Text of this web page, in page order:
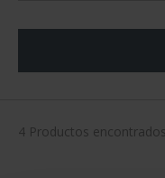
4 Productos encontrados